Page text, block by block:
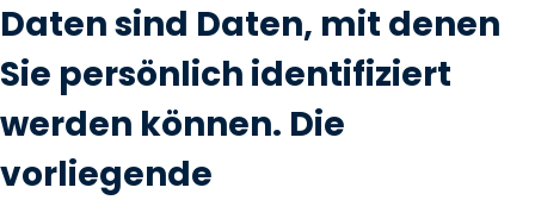
Daten sind Daten, mit denen
Sie persönlich identifiziert
werden können. Die
vorliegende